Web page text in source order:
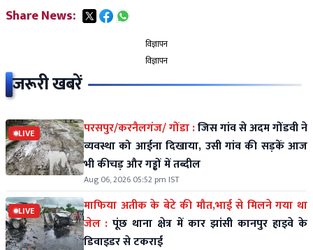
Share News:
विज्ञापन
विज्ञापन
जरूरी खबरें
LIVE परसपुर/करनैलगंज/ गोंडा :जिस गांव से अदम गोंडवी ने
व्यवस्था को आईना दिखाया, उसी गांव की सड़कें आज
भी कीचड़ और गड्ढों में तब्दील
Aug 06, 2026 05:52 pm IST
LIVE
माफिया अतीक के बेटे की मौत,भाई से मिलने गया था
जेल : पूंछ थाना क्षेत्र में कार झांसी कानपुर हाइवे के
डिवाइडर से टकराई